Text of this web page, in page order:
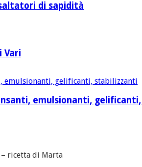
di sapidità
Vari
emulsionanti,
– ricetta di Marta